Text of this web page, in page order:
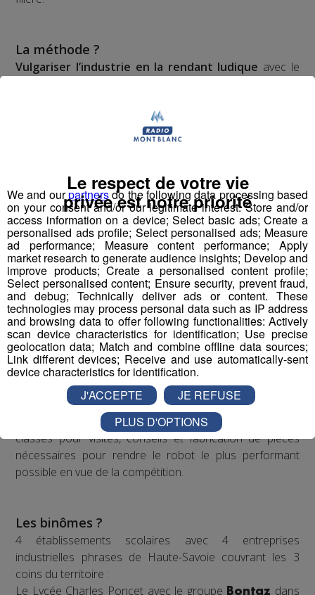
La méthode ?
Vulgariser l’industrie en la rendant ludique avec le
participation à une compétition apprenante de robots le
"First Tech Challenge" en points d’orgue, avec leur robot
Les jeunes des établissements scolaires doivent
fabriquer un robot à partir d'un kit de pièces détachées
fourni par l'association organisatrice la compétition
"Robotique First France". Dans le cadre de TOP FAB, le
Groupe Mont Blanc Médias fait appel à4
établissements scolaires volontairesparticipant au
challenge en les associant à4 entreprises
industriellesd’envergure sur le territoire pour former
des binômes.
Pour mener à bien leur projet et tenter de
remporterla compétition nationale à Lyon le 22 mars,
ils pourront compter surle coaching de
l’association,et reconnue par la French Fab ; mais
égalementl’accompagnement de leurs entreprises
présentes en école et en accueillant les
classes pour visites, conseils et fabrication de pièces
nécessaires pour rendre le robot le plus performant
possible en vue de la compétition.
Les binômes ?
4 établissements scolaires avec 4 entreprises
industrielles phrases de Haute-Savoie couvrant les 3
coins du territoire :
Le Lycée Charles Poncet avec le groupeBontaz dans
We and ourpartnersdo the following data processing based
on your consent and/or our legitimate interest: Store and/or
access information on a device; Select basic ads; Create a
personalised ads profile; Select personalised ads; Measure
ad performance; Measure content performance; Apply
market research to generate audience insights; Develop and
improve products; Create a personalised content profile;
Select personalised content; Ensure security, prevent fraud,
and debug; Technically deliver ads or content. These
technologies may process personal data such as IP address
and browsing data to offer following functionalities: Actively
scan device characteristics for identification; Use precise
geolocation data; Match and combine offline data sources;
Link different devices; Receive and use automatically-sent
device characteristics for identification.
Le respect de votre vie
privée est notre priorité
J'ACCEPTE
JE REFUSE
PLUS D'OPTIONS